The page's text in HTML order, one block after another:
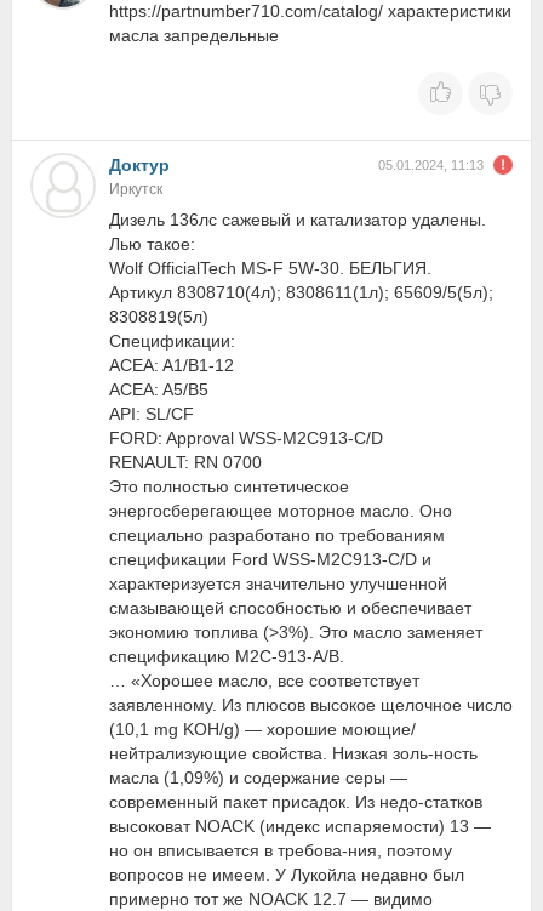
https://partnumber710.com/catalog/ характеристики
масла запредельные
Доктур 05.01.2024, 11:13
Иркутск
Дизель 136лс сажевый и катализатор удалены.
Лью такое:
Wolf OfficialTech MS-F 5W-30. БЕЛЬГИЯ.
Артикул 8308710(4л); 8308611(1л); 65609/5(5л);
8308819(5л)
Спецификации:
ACEA: A1/B1-12
ACEA: A5/B5
API: SL/CF
FORD: Approval WSS-M2C913-C/D
RENAULT: RN 0700
Это полностью синтетическое
энергосберегающее моторное масло. Оно
специально разработано по требованиям
спецификации Ford WSS-M2C913-C/D и
характеризуется значительно улучшенной
смазывающей способностью и обеспечивает
экономию топлива (>3%). Это масло заменяет
спецификацию M2C-913-A/B.
… «Хорошее масло, все соответствует
заявленному. Из плюсов высокое щелочное число
(10,1 mg KOH/g) — хорошие моющие/
нейтрализующие свойства. Низкая золь-ность
масла (1,09%) и содержание серы —
современный пакет присадок. Из недо-статков
высоковат NOACK (индекс испаряемости) 13 —
но он вписывается в требова-ния, поэтому
вопросов не имеем. У Лукойла недавно был
примерно тот же NOACK 12.7 — видимо